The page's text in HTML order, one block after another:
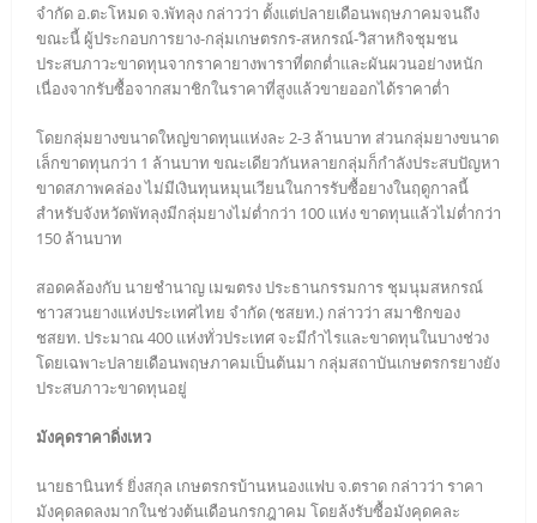
จำกัด อ.ตะโหมด จ.พัทลุง กล่าวว่า ตั้งแต่ปลายเดือนพฤษภาคมจนถึง
ขณะนี้ ผู้ประกอบการยาง-กลุ่มเกษตรกร-สหกรณ์-วิสาหกิจชุมชน
ประสบภาวะขาดทุนจากราคายางพาราที่ตกต่ำและผันผวนอย่างหนัก
เนื่องจากรับซื้อจากสมาชิกในราคาที่สูงแล้วขายออกได้ราคาต่ำ
โดยกลุ่มยางขนาดใหญ่ขาดทุนแห่งละ 2-3 ล้านบาท ส่วนกลุ่มยางขนาด
เล็กขาดทุนกว่า 1 ล้านบาท ขณะเดียวกันหลายกลุ่มก็กำลังประสบปัญหา
ขาดสภาพคล่อง ไม่มีเงินทุนหมุนเวียนในการรับซื้อยางในฤดูกาลนี้
สำหรับจังหวัดพัทลุงมีกลุ่มยางไม่ต่ำกว่า 100 แห่ง ขาดทุนแล้วไม่ต่ำกว่า
150 ล้านบาท
สอดคล้องกับ นายชำนาญ เมฆตรง ประธานกรรมการ ชุมนุมสหกรณ์
ชาวสวนยางแห่งประเทศไทย จำกัด (ชสยท.) กล่าวว่า สมาชิกของ
ชสยท. ประมาณ 400 แห่งทั่วประเทศ จะมีกำไรและขาดทุนในบางช่วง
โดยเฉพาะปลายเดือนพฤษภาคมเป็นต้นมา กลุ่มสถาบันเกษตรกรยางยัง
ประสบภาวะขาดทุนอยู่
มังคุดราคาดิ่งเหว
นายธานินทร์ ยิ่งสกุล เกษตรกรบ้านหนองแฟบ จ.ตราด กล่าวว่า ราคา
มังคุดลดลงมากในช่วงต้นเดือนกรกฎาคม โดยล้งรับซื้อมังคุดคละ